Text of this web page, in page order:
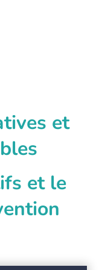
et
et le